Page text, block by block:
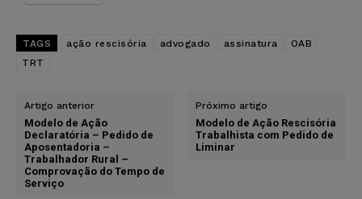
TAGS ação rescisória advogado assinatura
OAB
TRT
Artigo anterior
Modelo de Ação
Declaratória – Pedido de
Aposentadoria –
Trabalhador Rural –
Comprovação do Tempo de
Serviço
Próximo artigo
Modelo de Ação Rescisória
Trabalhista com Pedido de
Liminar